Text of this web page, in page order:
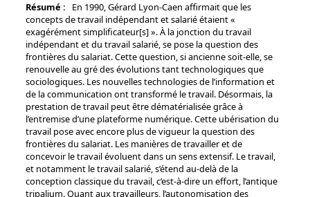
Résumé :
En 1990, Gérard Lyon-Caen affirmait que les
concepts de travail indépendant et salarié étaient «
exagérément simplificateur[s] ». À la jonction du travail
indépendant et du travail salarié, se pose la question des
frontières du salariat. Cette question, si ancienne soit-elle, se
renouvelle au gré des évolutions tant technologiques que
sociologiques. Les nouvelles technologies de l’information et
de la communication ont transformé le travail. Désormais, la
prestation de travail peut être dématérialisée grâce à
l’entremise d’une plateforme numérique. Cette ubérisation du
travail pose avec encore plus de vigueur la question des
frontières du salariat. Les manières de travailler et de
concevoir le travail évoluent dans un sens extensif. Le travail,
et notamment le travail salarié, s’étend au-delà de la
conception classique du travail, c’est-à-dire un effort, l’antique
tripalium. Quant aux travailleurs, l’autonomisation des